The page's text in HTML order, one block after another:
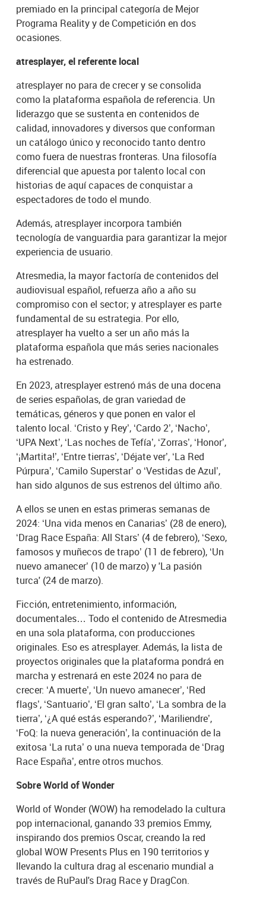
premiado en la principal categoría de Mejor
Programa Reality y de Competición en dos
ocasiones.
atresplayer, el referente local
atresplayer no para de crecer y se consolida
como la plataforma española de referencia. Un
liderazgo que se sustenta en contenidos de
calidad, innovadores y diversos que conforman
un catálogo único y reconocido tanto dentro
como fuera de nuestras fronteras. Una filosofía
diferencial que apuesta por talento local con
historias de aquí capaces de conquistar a
espectadores de todo el mundo.
Además, atresplayer incorpora también
tecnología de vanguardia para garantizar la mejor
experiencia de usuario.
Atresmedia, la mayor factoría de contenidos del
audiovisual español, refuerza año a año su
compromiso con el sector; y atresplayer es parte
fundamental de su estrategia. Por ello,
atresplayer ha vuelto a ser un año más la
plataforma española que más series nacionales
ha estrenado.
En 2023, atresplayer estrenó más de una docena
de series españolas, de gran variedad de
temáticas, géneros y que ponen en valor el
talento local. ‘Cristo y Rey’, ‘Cardo 2’, ‘Nacho’,
‘UPA Next’, ‘Las noches de Tefía’, ‘Zorras’, ‘Honor’,
‘¡Martita!’, ‘Entre tierras’, ‘Déjate ver’, ‘La Red
Púrpura’, ‘Camilo Superstar’ o ‘Vestidas de Azul’,
han sido algunos de sus estrenos del último año.
A ellos se unen en estas primeras semanas de
2024: ‘Una vida menos en Canarias’ (28 de enero),
‘Drag Race España: All Stars’ (4 de febrero), ‘Sexo,
famosos y muñecos de trapo’ (11 de febrero), ‘Un
nuevo amanecer’ (10 de marzo) y 'La pasión
turca' (24 de marzo).
Ficción, entretenimiento, información,
documentales… Todo el contenido de Atresmedia
en una sola plataforma, con producciones
originales. Eso es atresplayer. Además, la lista de
proyectos originales que la plataforma pondrá en
marcha y estrenará en este 2024 no para de
crecer: ‘A muerte’, ‘Un nuevo amanecer’, ‘Red
flags’, ‘Santuario’, ‘El gran salto’, ‘La sombra de la
tierra’, ‘¿A qué estás esperando?’, ‘Mariliendre’,
‘FoQ: la nueva generación’, la continuación de la
exitosa ‘La ruta’ o una nueva temporada de ‘Drag
Race España’, entre otros muchos.
Sobre World of Wonder
World of Wonder (WOW) ha remodelado la cultura
pop internacional, ganando 33 premios Emmy,
inspirando dos premios Oscar, creando la red
global WOW Presents Plus en 190 territorios y
llevando la cultura drag al escenario mundial a
través de RuPaul's Drag Race y DragCon.